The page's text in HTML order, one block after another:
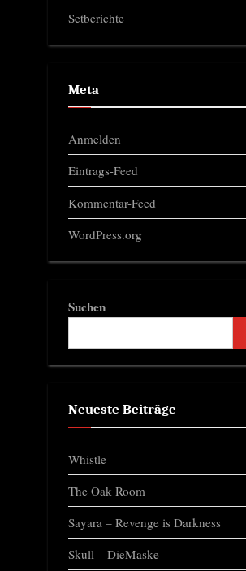
Setberichte
Meta
Anmelden
Eintrags-Feed
Kommentar-Feed
WordPress.org
Suchen
Neueste Beiträge
Whistle
The Oak Room
Sayara – Revenge is Darkness
Skull – DieMaske